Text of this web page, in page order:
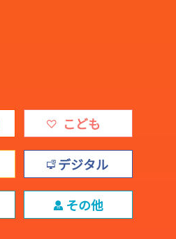
こども
デジタル
その他